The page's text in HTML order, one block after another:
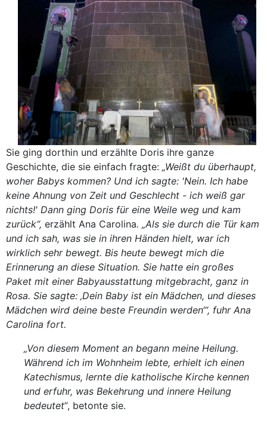
Sie ging dorthin und erzählte Doris ihre ganze
Geschichte, die sie einfach fragte: „Weißt du überhaupt,
woher Babys kommen? Und ich sagte: 'Nein. Ich habe
keine Ahnung von Zeit und Geschlecht - ich weiß gar
nichts!' Dann ging Doris für eine Weile weg und kam
zurück“, erzählt Ana Carolina. „Als sie durch die Tür kam
und ich sah, was sie in ihren Händen hielt, war ich
wirklich sehr bewegt. Bis heute bewegt mich die
Erinnerung an diese Situation. Sie hatte ein großes
Paket mit einer Babyausstattung mitgebracht, ganz in
Rosa. Sie sagte: ‚Dein Baby ist ein Mädchen, und dieses
Mädchen wird deine beste Freundin werden‘“, fuhr Ana
Carolina fort.
„Von diesem Moment an begann meine Heilung.
Während ich im Wohnheim lebte, erhielt ich einen
Katechismus, lernte die katholische Kirche kennen
und erfuhr, was Bekehrung und innere Heilung
bedeutet“, betonte sie.